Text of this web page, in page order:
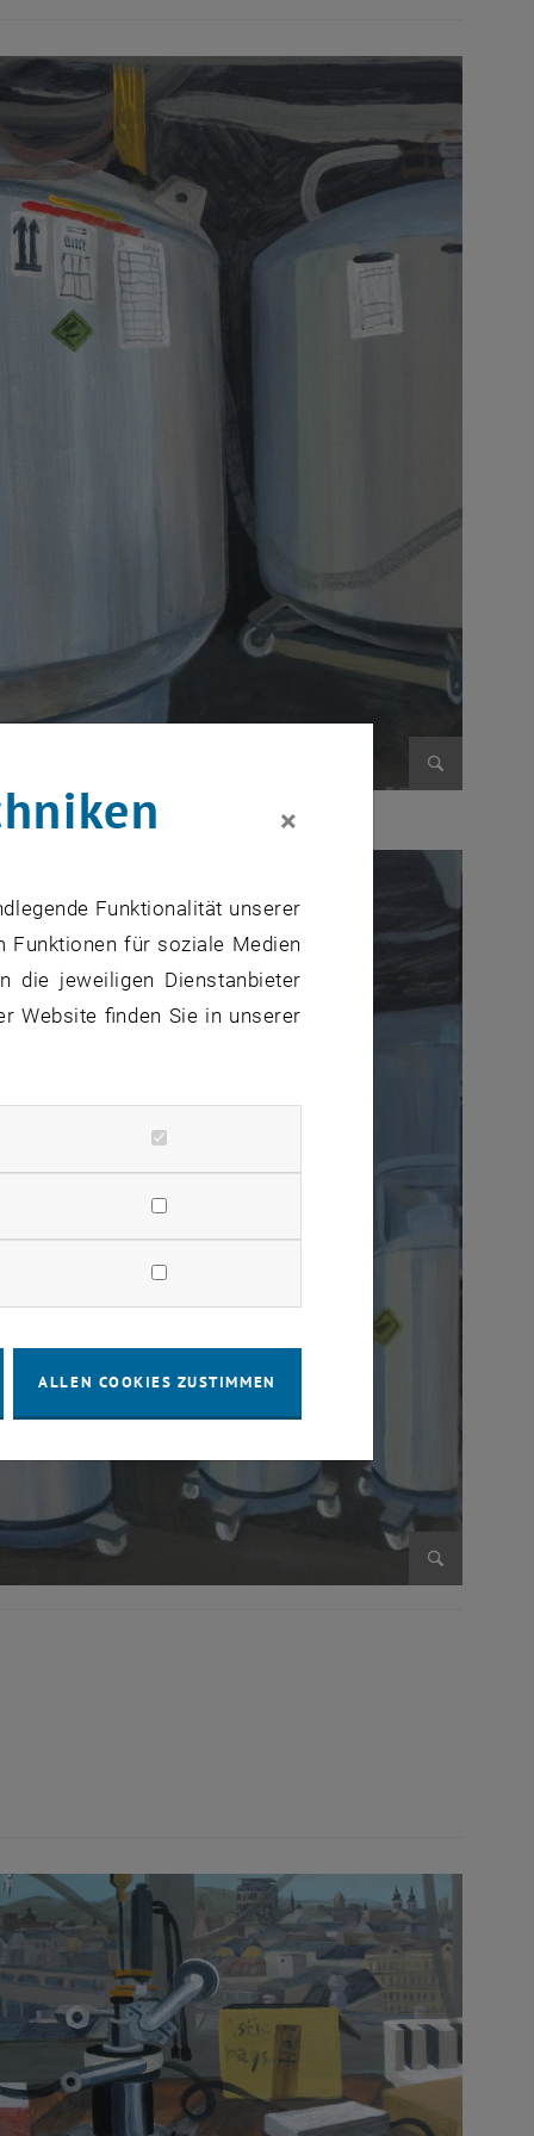
×
Funktionalität unserer
Funktionen für soziale Medien
die jeweiligen Dienstanbieter
Website finden Sie in unserer
ALLEN COOKIES ZUSTIMMEN